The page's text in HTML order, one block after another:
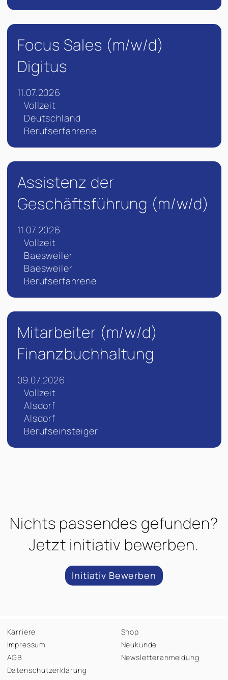
Focus Sales (m/w/d)
Digitus
11.07.2026
Vollzeit
Deutschland
Berufserfahrene
Assistenz der
Geschäftsführung (m/w/d)
11.07.2026
Vollzeit
Baesweiler
Baesweiler
Berufserfahrene
Mitarbeiter (m/w/d)
Finanzbuchhaltung
09.07.2026
Vollzeit
Alsdorf
Alsdorf
Berufseinsteiger
Nichts passendes gefunden?
Jetzt initiativ bewerben.
Initiativ Bewerben
Karriere
Impressum
AGB
Datenschutzerklärung
Shop
Neukunde
Newsletteranmeldung